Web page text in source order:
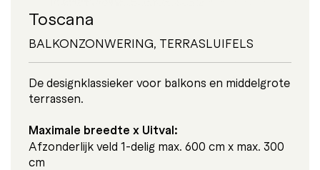
Toscana
BALKONZONWERING, TERRASLUIFELS
De designklassieker voor balkons en middelgrote
terrassen.
Maximale breedte x Uitval:
Afzonderlijk veld 1-delig max. 600 cm x max. 300
cm